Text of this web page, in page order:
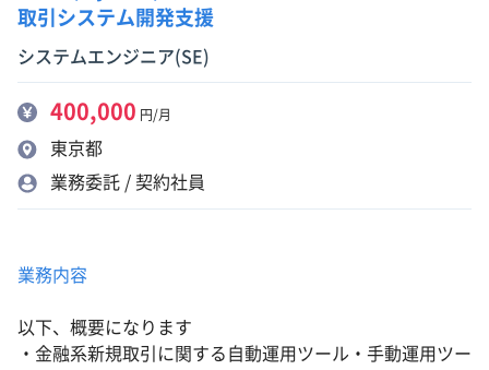
取引システム開発支援
システムエンジニア(SE)
400,000 円/月
東京都
業務委託 / 契約社員
業務内容
以下、概要になります
・金融系新規取引に関する自動運用ツール・手動運用ツー